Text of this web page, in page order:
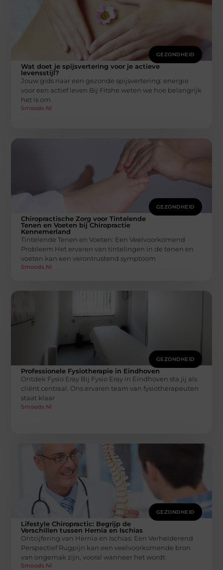
GEZONDHEID
Wat doet je spijsvertering voor je actieve
levensstijl?
Jouw gids naar een gezonde spijsvertering: energie
voor een actief leven Bij Fitshe weten we hoe belangrijk
het is om
Smoods.nl
GEZONDHEID
Chiropractische Zorg voor Tintelende
Tenen en Voeten bij Chiropractie
Kennemerland
Tintelende Tenen en Voeten: Een Veelvoorkomend
Probleem Het ervaren van tintelingen in de tenen en
voeten kan een verontrustend symptoom
Smoods.nl
GEZONDHEID
Professionele Fysiotherapie in Eindhoven
Ontdek Fysio Eray Bij Fysio Eray in Eindhoven sta jij als
cliënt centraal. Ons ervaren team van fysiotherapeuten
staat klaar
Smoods.nl
GEZONDHEID
Lifestyle Chiropractic: Begrijp de
Verschillen tussen Hernia en Ischias
Ontcijfering van Hernia en Ischias: Een Verhelderend
Perspectief Rugpijn kan een veelvoorkomende bron
van ongemak zijn, vooral wanneer het wordt
Smoods.nl